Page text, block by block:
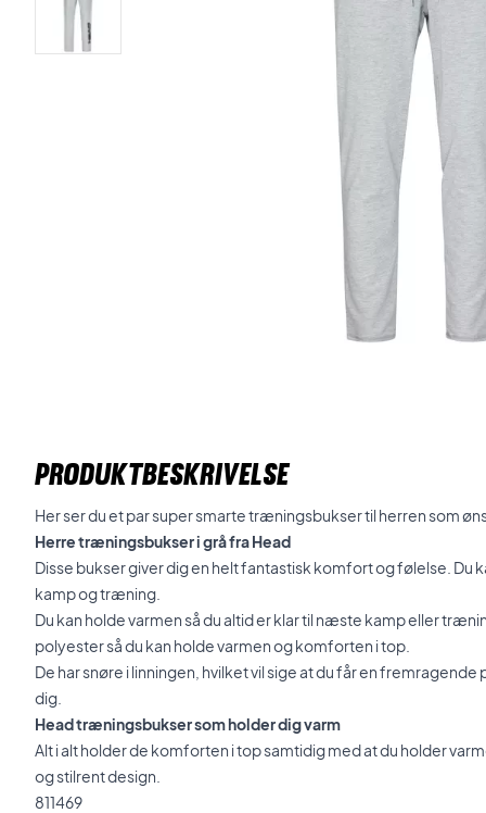
PRODUKTBESKRIVELSE
Her ser du et par super smarte træningsbukser til herren som
Herre træningsbukser i grå fra Head
Disse bukser giver dig en helt fantastisk komfort og følelse. Du
kamp og træning.
Du kan holde varmen så du altid er klar til næste kamp eller
polyester så du kan holde varmen og komforten i top.
De har snøre i linningen, hvilket vil sige at du får en
dig.
Head træningsbukser som holder dig varm
Alt i alt holder de komforten i top samtidig med at du holder
og stilrent design.
811469